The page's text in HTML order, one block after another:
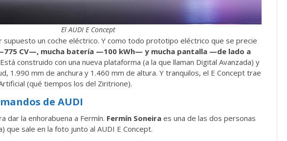
El AUDI E Concept
supuesto un coche eléctrico. Y como todo prototipo eléctrico que se precie
CV—, mucha batería —100 kWh— y mucha pantalla —de lado a
construido con una nueva plataforma (a la que llaman Digital Avanzada) y
1.990 mm de anchura y 1.460 mm de altura. Y tranquilos, el E Concept trae
(qué tiempos los del Ziritrione).
de AUDI
dar la enhorabuena a Fermín. Fermín Soneira es una de las dos personas
que sale en la foto junto al AUDI E Concept.